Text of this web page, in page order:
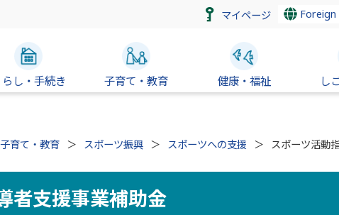
マイページ Foreign
らし・手続き 子育て・教育 健康・福祉 し
子育て・教育 スポーツ振興 スポーツへの支援 スポーツ活動
者支援事業補助金